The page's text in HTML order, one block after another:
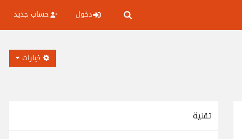
دخول حساب جديد
خيارات
تقنية